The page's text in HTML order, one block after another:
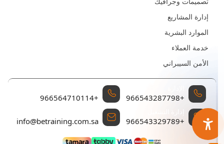
إدارة المشاريع
الموارد البشرية
خدمة العملاء
الأمن السيبراني
+966543287798
+966564710114
+966543329789
info@betraining.com.sa